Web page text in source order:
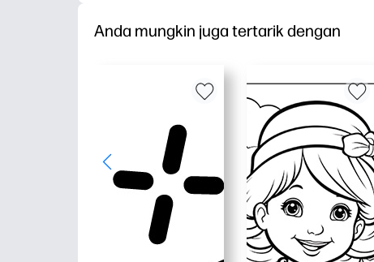
Anda mungkin juga tertarik dengan